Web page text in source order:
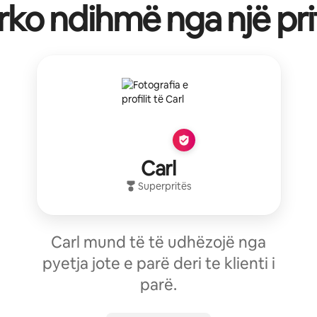
ndihmë nga një
Carl
Superpritës
Carl mund të të udhëzojë nga
pyetja jote e parë deri te klienti i
parë.